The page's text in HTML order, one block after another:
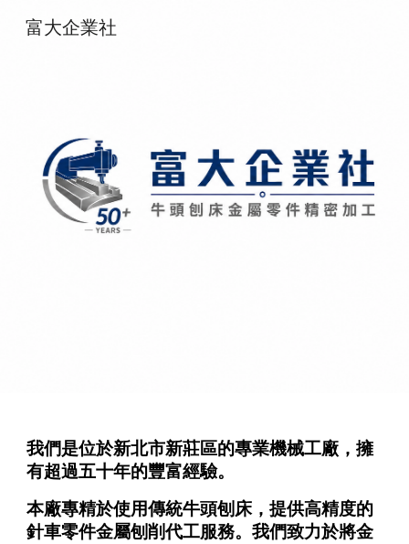
Skip to main content
富大企業社
我們是位於新北市新莊區的專業機械工廠，擁
有超過五十年的豐富經驗。
本廠專精於使用傳統牛頭刨床，提供高精度的
針車零件金屬刨削代工服務。我們致力於將金